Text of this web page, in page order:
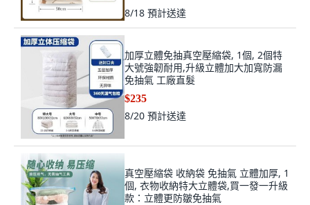
8/18 預計送達
加厚立體免抽真空壓縮袋, 1個, 2個特
大號強韌耐用,升級立體加大加寬防漏
免抽氣 工廠直髮
$235
8/20 預計送達
真空壓縮袋 收納袋 免抽氣 立體加厚, 1
個, 衣物收納特大立體袋,買一發一升級
款：立體更防皺免抽氣